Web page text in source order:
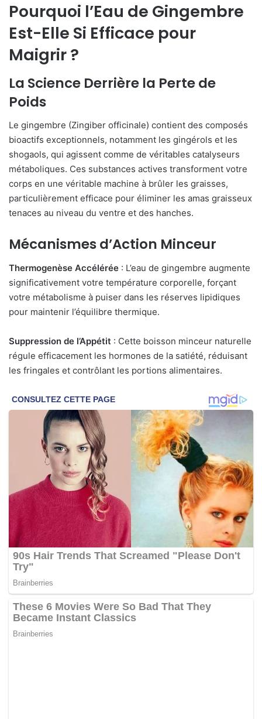
Pourquoi l’Eau de Gingembre
Est-Elle Si Efficace pour
Maigrir ?
La Science Derrière la Perte de
Poids
Le gingembre (Zingiber officinale) contient des composés
bioactifs exceptionnels, notamment les gingérols et les
shogaols, qui agissent comme de véritables catalyseurs
métaboliques. Ces substances actives transforment votre
corps en une véritable machine à brûler les graisses,
particulièrement efficace pour éliminer les amas graisseux
tenaces au niveau du ventre et des hanches.
Mécanismes d’Action Minceur
Thermogenèse Accélérée : L’eau de gingembre augmente
significativement votre température corporelle, forçant
votre métabolisme à puiser dans les réserves lipidiques
pour maintenir l’équilibre thermique.
Suppression de l’Appétit : Cette boisson minceur naturelle
régule efficacement les hormones de la satiété, réduisant
les fringales et contrôlant les portions alimentaires.